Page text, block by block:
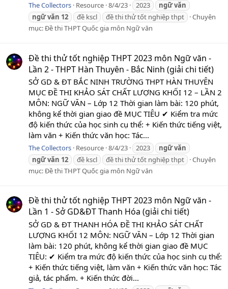
The Collectors Resource 8/4/23 2023 ngữvăn
ngữvăn 12 đề kscl đề thi thử tốt nghiệp thpt
Chuyên
mục:Đề thi THPT Quốc gia môn Ngữ văn
Đề thi thử tốt nghiệp THPT 2023 môn Ngữ văn -
Lần 2 - THPT Hàn Thuyên - Bắc Ninh (giải chi tiết)
SỞ GD & ĐT BẮC NINH TRƯỜNG THPT HÀN THUYÊN
MỤC ĐỀ THI KHẢO SÁT CHẤT LƯỢNG KHỐI 12 – LẦN 2
MÔN: NGỮ VĂN – Lớp 12 Thời gian làm bài: 120 phút,
không kể thời gian giao đề MỤC TIÊU ✔ Kiểm tra mức
độ kiến thức của học sinh cụ thể: + Kiến thức tiếng việt,
làm văn + Kiến thức văn học: Tác...
The Collectors Resource 8/4/23 2023 ngữvăn
ngữvăn 12 đề kscl đề thi thử tốt nghiệp thpt
Chuyên
mục:Đề thi THPT Quốc gia môn Ngữ văn
Đề thi thử tốt nghiệp THPT 2023 môn Ngữ văn -
Lần 1 - Sở GD&ĐT Thanh Hóa (giải chi tiết)
SỞ GD & ĐT THANH HÓA ĐỀ THI KHẢO SÁT CHẤT
LƯỢNG KHỐI 12 MÔN: NGỮ VĂN – Lớp 12 Thời gian
làm bài: 120 phút, không kể thời gian giao đề MỤC
TIÊU: ✔ Kiểm tra mức độ kiến thức của học sinh cụ thể:
+ Kiến thức tiếng việt, làm văn + Kiến thức văn học: Tác
giả, tác phẩm. + Kiến thức đời...